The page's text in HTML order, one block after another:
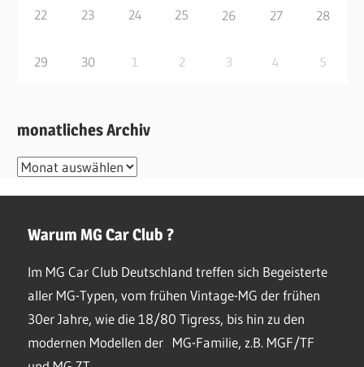
22 23 24 25 26 27 28
29 30 1 2 3 4 5
monatliches Archiv
monatliches
Warum MG Car Club ?
Im MG Car Club Deutschland treffen sich Begeisterte
aller MG-Typen, vom frühen Vintage-MG der frühen
30er Jahre, wie die 18/80 Tigress, bis hin zu den
modernen Modellen der MG-Familie, z.B. MGF/TF